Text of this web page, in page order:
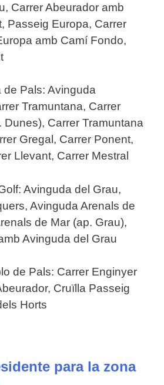
Carrer Abeurador amb
Passeig Europa, Carrer
amb Camí Fondo,
Pals: Avinguda
Tramuntana, Carrer
Dunes), Carrer Tramuntana
Gregal, Carrer Ponent,
Llevant, Carrer Mestral
Avinguda del Grau,
Avinguda Arenals de
de Mar (ap. Grau),
Avinguda del Grau
de Pals: Carrer Enginyer
Cruïlla Passeig
Horts
para la zona